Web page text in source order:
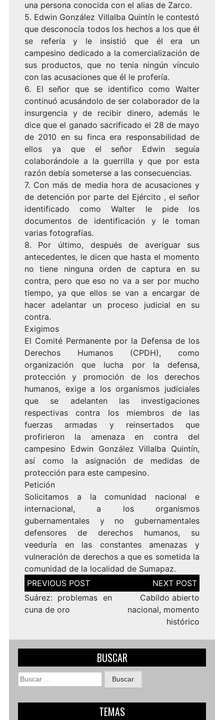
una persona conocida con el alias de Zarco.
5. Edwin González Villalba Quintín le contestó
que desconocía todos los hechos a los que él
se refería y le insistió que él era un
campesino dedicado a la comercialización de
sus productos, que no tenia ningún vínculo
con las acusaciones que él le profería.
6. El señor que se identifico como Walter
continuó acusándolo de ser colaborador de la
insurgencia y de recibir dinero, además le
dice que el ganado sacrificado el 28 de mayo
de 2010 en su finca era responsabilidad de
ellos ya que el señor Edwin seguía
colaborándole a la guerrilla y que por esta
razón debía someterse a las consecuencias.
7. Con más de media hora de acusaciones y
de detención por parte del Ejército , el señor
identificado como Walter le pide los
documentos de identificación y le toman
varias fotografías.
8. Por último, después de averiguar sus
antecedentes, le dicen que hasta el momento
no tiene ninguna orden de captura en su
contra, pero que eso no va a ser por mucho
tiempo, ya que ellos se van a encargar de
hacer adelantar un proceso judicial en su
contra.
Exigimos
El Comité Permanente por la Defensa de los
Derechos Humanos (CPDH), como
organización que lucha por la defensa,
protección y promoción de los derechos
humanos, exige a los organismos judiciales
que se adelanten las investigaciones
respectivas contra los miembros de las
fuerzas armadas y reinsertados que
profirieron la amenaza en contra del
campesino Edwin González Villalba Quintín,
así como la asignación de medidas de
protección para este campesino.
Petición
Solicitamos a la comunidad nacional e
internacional, a los organismos
gubernamentales y no gubernamentales
defensores de derechos humanos, su
veeduría en las constantes amenazas y
vulneración de derechos a que es sometida la
comunidad de la localidad de Sumapaz.
Navegación
de
entradas
Suárez: problemas en
cuna de oro
Cabildo abierto
nacional, momento
histórico
BUSCAR
Buscar:
TEMAS